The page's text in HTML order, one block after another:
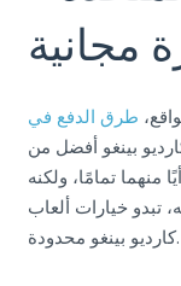
بينغو أفضل من
منهما تمامًا، ولكنه
تبدو خيارات ألعاب
كارديو بينغو محدودة.